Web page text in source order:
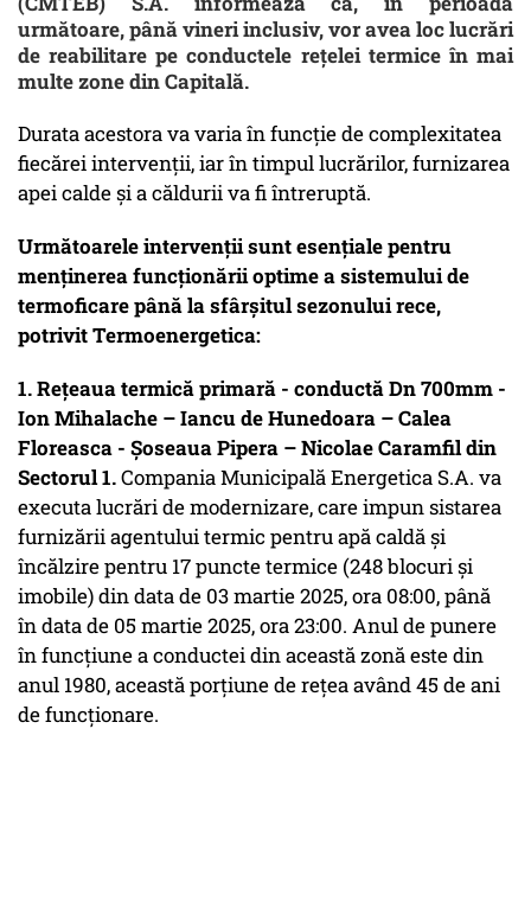
următoare, până vineri inclusiv, vor avea loc lucrări
de reabilitare pe conductele rețelei termice în mai
multe zone din Capitală.
Durata acestora va varia în funcție de complexitatea
fiecărei intervenții, iar în timpul lucrărilor, furnizarea
apei calde și a căldurii va fi întreruptă.
Următoarele intervenții sunt esențiale pentru
menținerea funcționării optime a sistemului de
termoficare până la sfârșitul sezonului rece,
potrivit Termoenergetica:
1. Rețeaua termică primară - conductă Dn 700mm -
Ion Mihalache – Iancu de Hunedoara – Calea
Floreasca - Șoseaua Pipera – Nicolae Caramfil din
Sectorul 1.Compania Municipală Energetica S.A. va
executa lucrări de modernizare, care impun sistarea
furnizării agentului termic pentru apă caldă și
încălzire pentru 17 puncte termice (248 blocuri și
imobile) din data de 03 martie 2025, ora 08:00, până
în data de 05 martie 2025, ora 23:00. Anul de punere
în funcțiune a conductei din această zonă este din
anul 1980, această porțiune de rețea având 45 de ani
de funcționare.